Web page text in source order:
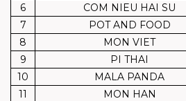
6
COM NIEU HAI SU
7
POT AND FOOD
8
MON VIET
9
PI THAI
10
MALA PANDA
11
MON HAN